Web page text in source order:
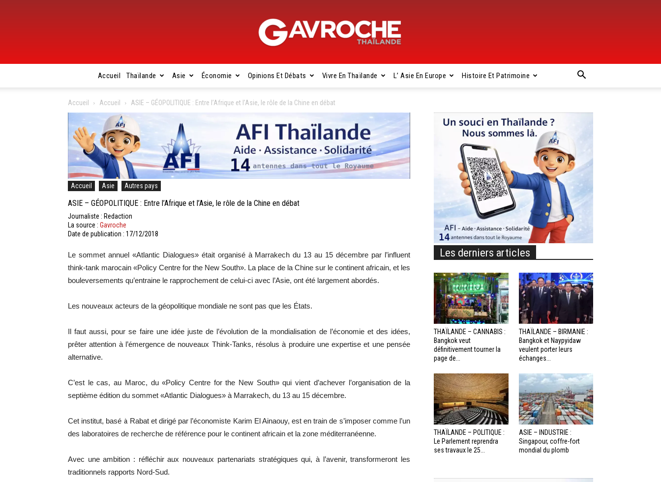
Gavroche
Thaïlande
Accueil Thaïlande Asie Économie Opinions Et Débats Vivre En Thaïlande L’ Asie En Europe Histoire Et Patrimoine
Accueil Accueil ASIE – GÉOPOLITIQUE : Entre l’Afrique et l’Asie, le rôle de la Chine en débat
Accueil Asie Autres pays
ASIE – GÉOPOLITIQUE : Entre l’Afrique et l’Asie, le rôle de la Chine en débat
Journaliste : Redaction
La source : Gavroche
Date de publication : 17/12/2018
Le sommet annuel «Atlantic Dialogues» était organisé à Marrakech du 13 au 15 décembre par l’influent
think-tank marocain «Policy Centre for the New South». La place de la Chine sur le continent africain, et les
bouleversements qu’entraine le rapprochement de celui-ci avec l’Asie, ont été largement abordés.
Les nouveaux acteurs de la géopolitique mondiale ne sont pas que les États.
Il faut aussi, pour se faire une idée juste de l’évolution de la mondialisation de l’économie et des idées,
prêter attention à l’émergence de nouveaux Think-Tanks, résolus à produire une expertise et une pensée
alternative.
C’est le cas, au Maroc, du «Policy Centre for the New South» qui vient d’achever l’organisation de la
septième édition du sommet «Atlantic Dialogues» à Marrakech, du 13 au 15 décembre.
Cet institut, basé à Rabat et dirigé par l’économiste Karim El Ainaouy, est en train de s’imposer comme l’un
des laboratoires de recherche de référence pour le continent africain et la zone méditerranéenne.
Avec une ambition : réfléchir aux nouveaux partenariats stratégiques qui, à l’avenir, transformeront les
traditionnels rapports Nord-Sud.
Les derniers articles
THAÏLANDE – CANNABIS :
Bangkok veut
définitivement tourner la
page de...
THAÏLANDE – BIRMANIE :
Bangkok et Naypyidaw
veulent porter leurs
échanges...
THAÏLANDE – POLITIQUE :
Le Parlement reprendra
ses travaux le 25...
ASIE – INDUSTRIE :
Singapour, coffre-fort
mondial du plomb